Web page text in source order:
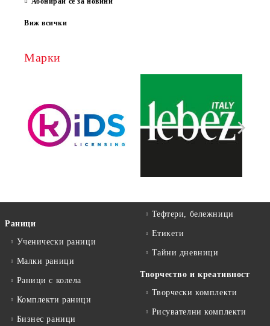
Виж всички
Марки
Раници
Ученически раници
Малки раници
Раници с колела
Комплекти раници
Бизнес раници
Тефтери, бележници
Етикети
Тайни дневници
Творчество и креативност
Творчески комплекти
Рисувателни комплекти